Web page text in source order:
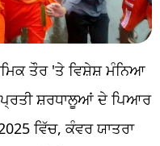
ਤੌਰ 'ਤੇ ਵਿਸ਼ੇਸ਼ ਮੰਨਿਆ
ਪ੍ਰਤੀ ਸ਼ਰਧਾਲੂਆਂ ਦੇ ਪਿਆਰ
ਵਿੱਚ, ਕੰਵਰ ਯਾਤਰਾ